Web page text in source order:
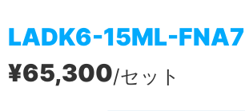
LADK6-15ML-FNA7
¥65,300/セット